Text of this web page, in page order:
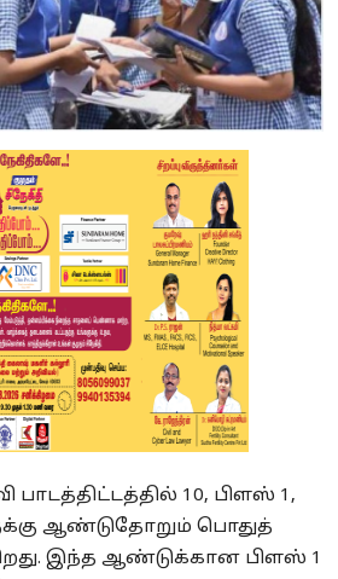
பாடத்திட்டத்தில் 10, பிளஸ் 1,
ஆண்டுதோறும் பொதுத்
இந்த ஆண்டுக்கான பிளஸ் 1